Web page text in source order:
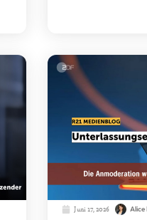
Juni 17, 2026